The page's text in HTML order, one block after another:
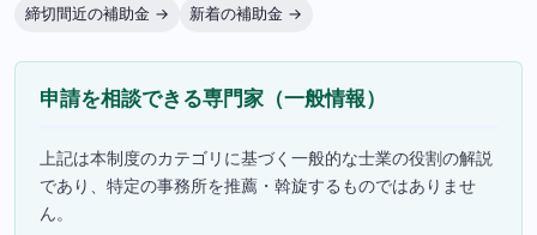
締切間近の補助金 →
新着の補助金 →
申請を相談できる専門家（一般情報）
上記は本制度のカテゴリに基づく一般的な士業の役割の解説
であり、特定の事務所を推薦・斡旋するものではありませ
ん。